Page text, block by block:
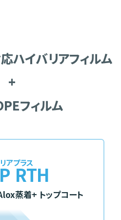
ハイバリアフィルム
+
フィルム
アプラス
RTH
蒸着+ トップコート